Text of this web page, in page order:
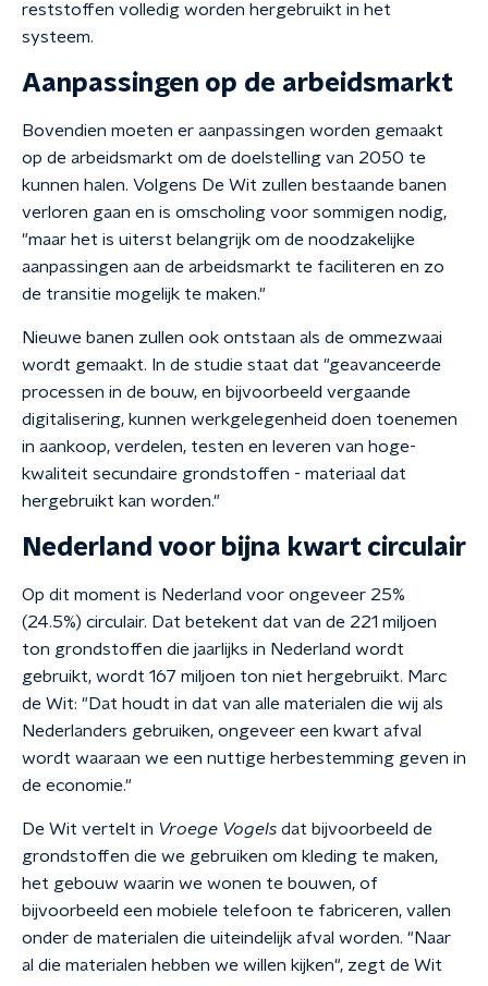
reststoffen volledig worden hergebruikt in het
systeem.
Aanpassingen op de arbeidsmarkt
Bovendien moeten er aanpassingen worden gemaakt
op de arbeidsmarkt om de doelstelling van 2050 te
kunnen halen. Volgens De Wit zullen bestaande banen
verloren gaan en is omscholing voor sommigen nodig,
"maar het is uiterst belangrijk om de noodzakelijke
aanpassingen aan de arbeidsmarkt te faciliteren en zo
de transitie mogelijk te maken."
Nieuwe banen zullen ook ontstaan als de ommezwaai
wordt gemaakt. In de studie staat dat "geavanceerde
processen in de bouw, en bijvoorbeeld vergaande
digitalisering, kunnen werkgelegenheid doen toenemen
in aankoop, verdelen, testen en leveren van hoge-
kwaliteit secundaire grondstoffen - materiaal dat
hergebruikt kan worden."
Nederland voor bijna kwart circulair
Op dit moment is Nederland voor ongeveer 25%
(24.5%) circulair. Dat betekent dat van de 221 miljoen
ton grondstoffen die jaarlijks in Nederland wordt
gebruikt, wordt 167 miljoen ton niet hergebruikt. Marc
de Wit: "Dat houdt in dat van alle materialen die wij als
Nederlanders gebruiken, ongeveer een kwart afval
wordt waaraan we een nuttige herbestemming geven in
de economie."
De Wit vertelt in Vroege Vogels dat bijvoorbeeld de
grondstoffen die we gebruiken om kleding te maken,
het gebouw waarin we wonen te bouwen, of
bijvoorbeeld een mobiele telefoon te fabriceren, vallen
onder de materialen die uiteindelijk afval worden. "Naar
al die materialen hebben we willen kijken", zegt de Wit